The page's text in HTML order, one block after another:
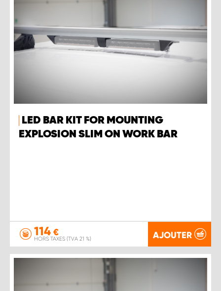
LED BAR KIT FOR MOUNTING
EXPLOSION SLIM ON WORK BAR
114 €
HORS TAXES (TVA 21 %) AJOUTER